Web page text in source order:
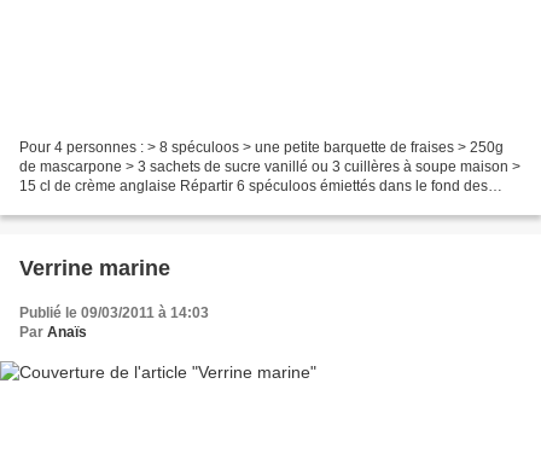
Pour 4 personnes : > 8 spéculoos > une petite barquette de fraises > 250g
de mascarpone > 3 sachets de sucre vanillé ou 3 cuillères à soupe maison >
15 cl de crème anglaise Répartir 6 spéculoos émiettés dans le fond des
Verrine marine
Publié le 09/03/2011 à 14:03
Par Anaïs